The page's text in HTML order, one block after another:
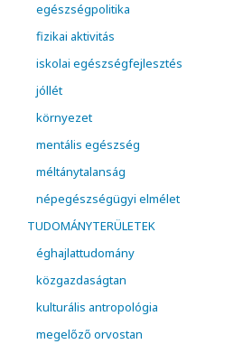
egészségpolitika
fizikai aktivitás
iskolai egészségfejlesztés
jóllét
környezet
mentális egészség
méltánytalanság
népegészségügyi elmélet
TUDOMÁNYTERÜLETEK
éghajlattudomány
közgazdaságtan
kulturális antropológia
megelőző orvostan